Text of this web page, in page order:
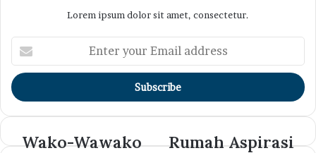
Lorem ipsum dolor sit amet, consectetur.
your
Email
address
Wako-Wawako
Rumah Aspirasi